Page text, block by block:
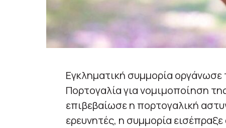
Εγκληματική συμμορία οργάνωσε
Πορτογαλία για νομιμοποίηση
επιβεβαίωσε η πορτογαλική
ερευνητές, η συμμορία